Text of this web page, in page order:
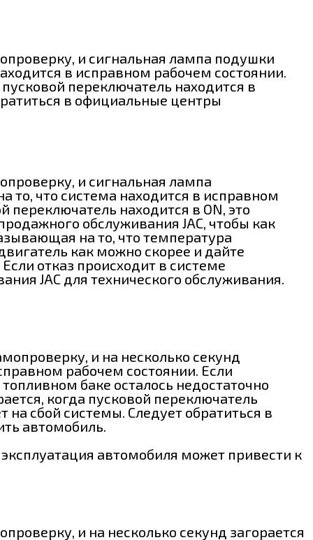
и сигнальная лампа подушки
в исправном рабочем состоянии.
переключатель находится в
в официальные центры
и сигнальная лампа
то, что система находится в исправном
переключатель находится в ON, это
обслуживания JAC, чтобы как
на то, что температура
как можно скорее и дайте
отказ происходит в системе
JAC для технического обслуживания.
и на несколько секунд
рабочем состоянии. Если
баке осталось недостаточно
когда пусковой переключатель
на сбой системы. Следует обратиться в
автомобиль.
автомобиля может привести к
и на несколько секунд загорается